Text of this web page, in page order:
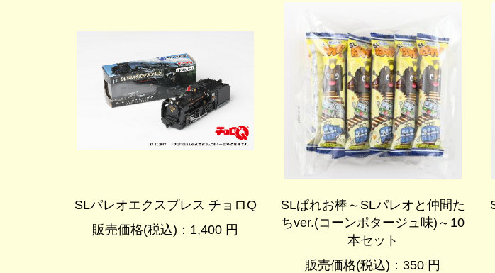
SLパレオエクスプレス チョロQ
販売価格(税込)：1,400 円
SLぱれお棒～SLパレオと仲間た
ちver.(コーンポタージュ味)～10
本セット
販売価格(税込)：350 円